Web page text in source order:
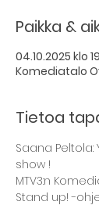
Paikka &
04.10.2025 klo
Komediatalo
Tietoa
Saana
show !
MTV3:n
Stand up! -